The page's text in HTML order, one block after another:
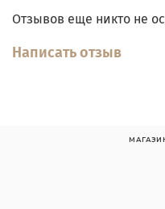
Отзывов еще никто не
Написать отзыв